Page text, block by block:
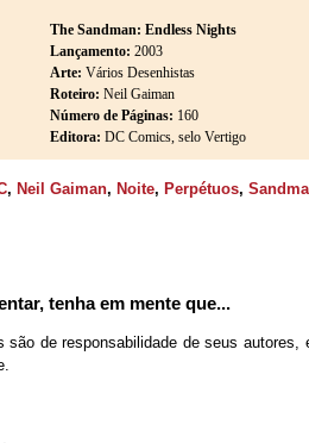
The Sandman: Endless Nights
Lançamento: 2003
Arte: Vários Desenhistas
Roteiro: Neil Gaiman
Número de Páginas: 160
Editora: DC Comics, selo Vertigo
, Neil Gaiman, Noite, Perpétuos,
tenha em mente que...
são de responsabilidade de seus